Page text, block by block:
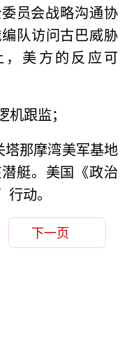
员会战略沟通协
队访问古巴威胁
美方的反应可
跟监；
那摩湾美军基地
艇。美国《政治
动。
下一页